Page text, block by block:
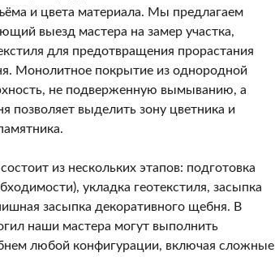
и цвета материала. Мы предлагаем
выезд мастера на замер участка,
для предотвращения прорастания
Монолитное покрытие из однородной
не подверженную вымыванию, а
позволяет выделить зону цветника и
из нескольких этапов: подготовка
укладка геотекстиля, засыпка
засыпка декоративного щебня. В
наши мастера могут выполнить
любой конфигурации, включая сложные